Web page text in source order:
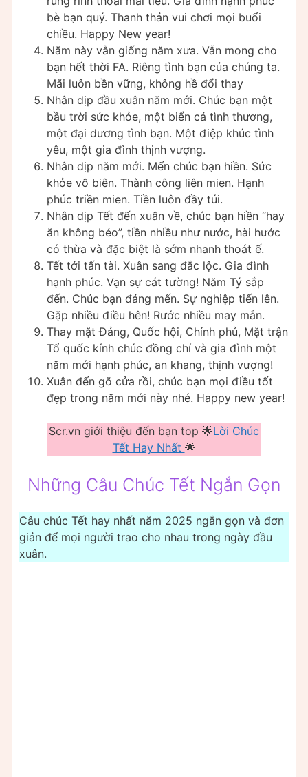
bè bạn quý. Thanh thản vui chơi mọi buổi
chiều. Happy New year!
Năm này vẫn giống năm xưa. Vẫn mong cho
bạn hết thời FA. Riêng tình bạn của chúng ta.
Mãi luôn bền vững, không hề đổi thay
Nhân dịp đầu xuân năm mới. Chúc bạn một
bầu trời sức khỏe, một biển cả tình thương,
một đại dương tình bạn. Một điệp khúc tình
yêu, một gia đình thịnh vượng.
Nhân dịp năm mới. Mến chúc bạn hiền. Sức
khỏe vô biên. Thành công liên mien. Hạnh
phúc triền mien. Tiền luôn đầy túi.
Nhân dịp Tết đến xuân về, chúc bạn hiền “hay
ăn không béo”, tiền nhiều như nước, hài hước
có thừa và đặc biệt là sớm nhanh thoát ế.
Tết tới tấn tài. Xuân sang đắc lộc. Gia đình
hạnh phúc. Vạn sự cát tường! Năm Tý sắp
đến. Chúc bạn đáng mến. Sự nghiệp tiến lên.
Gặp nhiều điều hên! Rước nhiều may mắn.
Thay mặt Đảng, Quốc hội, Chính phủ, Mặt trận
Tổ quốc kính chúc đồng chí và gia đình một
năm mới hạnh phúc, an khang, thịnh vượng!
Xuân đến gõ cửa rồi, chúc bạn mọi điều tốt
đẹp trong năm mới này nhé. Happy new year!
Scr.vn giới thiệu đến bạn top 🌟Lời Chúc
Tết Hay Nhất 🌟
Những Câu Chúc Tết Ngắn Gọn
Câu chúc Tết hay nhất năm 2025 ngắn gọn và đơn
giản để mọi người trao cho nhau trong ngày đầu
xuân.